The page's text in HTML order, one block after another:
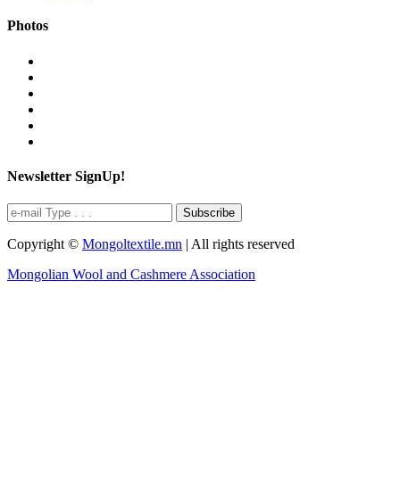
Photos
Newsletter SignUp!
Subscribe
Copyright © Mongoltextile.mn | All rights reserved
Mongolian Wool and Cashmere Association